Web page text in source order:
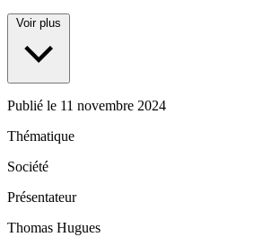
Voir plus
Publié le 11 novembre 2024
Thématique
Société
Présentateur
Thomas Hugues